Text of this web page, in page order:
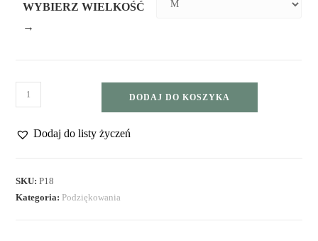
WYBIERZ WIELKOŚĆ
→
DODAJ DO KOSZYKA
Dodaj do listy życzeń
SKU:P18
Kategoria: Podziękowania